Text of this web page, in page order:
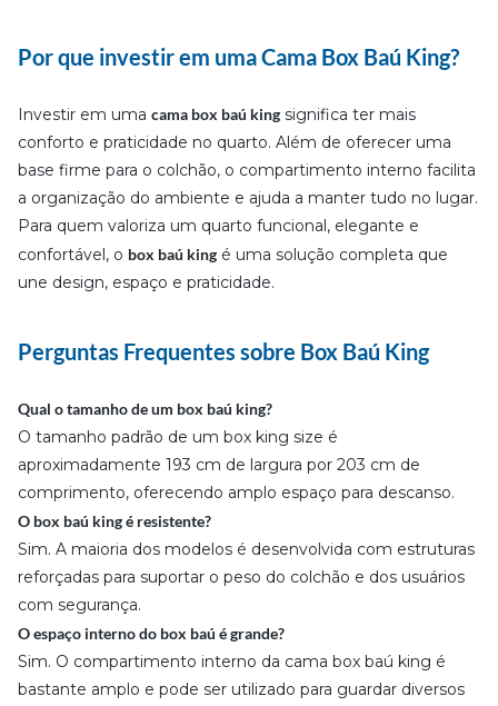
Por que investir em uma Cama Box Baú King?
Investir em uma cama box baú king significa ter mais
conforto e praticidade no quarto. Além de oferecer uma
base firme para o colchão, o compartimento interno facilita
a organização do ambiente e ajuda a manter tudo no lugar.
Para quem valoriza um quarto funcional, elegante e
confortável, o box baú king é uma solução completa que
une design, espaço e praticidade.
Perguntas Frequentes sobre Box Baú King
Qual o tamanho de um box baú king?
O tamanho padrão de um box king size é
aproximadamente 193 cm de largura por 203 cm de
comprimento, oferecendo amplo espaço para descanso.
O box baú king é resistente?
Sim. A maioria dos modelos é desenvolvida com estruturas
reforçadas para suportar o peso do colchão e dos usuários
com segurança.
O espaço interno do box baú é grande?
Sim. O compartimento interno da cama box baú king é
bastante amplo e pode ser utilizado para guardar diversos